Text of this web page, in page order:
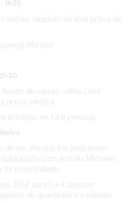
1h30
vinhas, seguido de uma prova de
Mondot
bordo do nosso velho Land
prova vertical.
privados de 1 a 6 pessoas.
de um almoço frio preparado
com estrela Michelin,
propriedade.
515€ para 3 a 4 pessoas
de quarta-feira a sábado.